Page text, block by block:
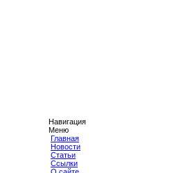
Навигация
Меню
Главная
Новости
Статьи
Ссылки